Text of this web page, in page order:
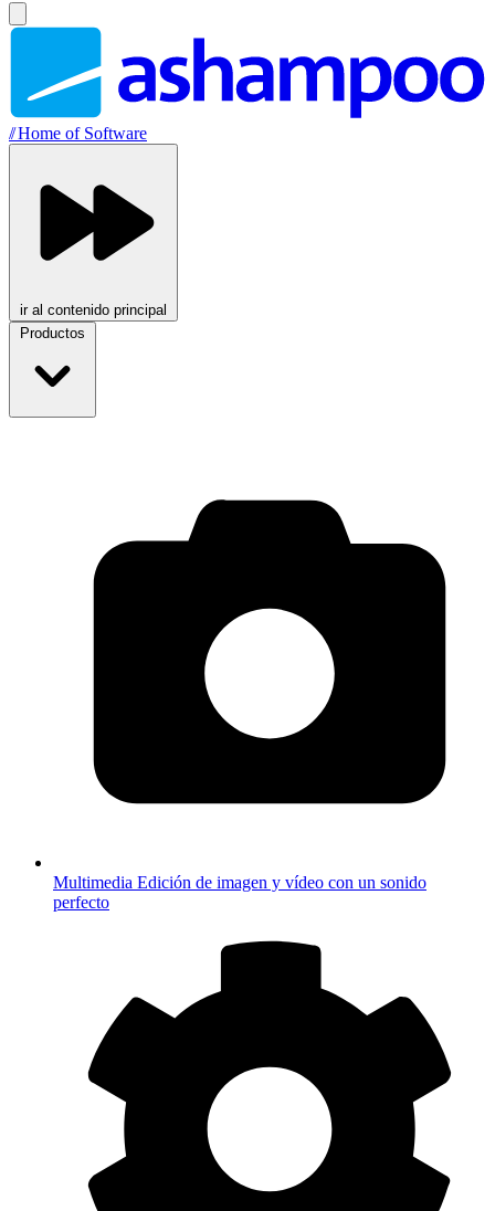
//Home of Software
ir al contenido principal
Productos
Multimedia Edición de imagen y vídeo con un sonido
perfecto